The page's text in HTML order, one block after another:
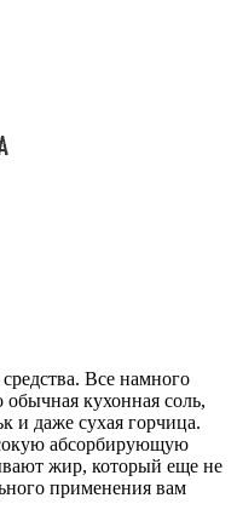
Все намного
кухонная соль,
и даже сухая горчица.
абсорбирующую
жир, который еще не
применения вам